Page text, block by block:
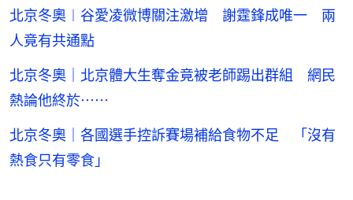
北京冬奧︱谷愛凌微博關注激增 謝霆鋒成唯一 兩
人竟有共通點
北京冬奧｜北京體大生奪金竟被老師踢出群組 網民
熱論他終於⋯⋯
北京冬奧｜各國選手控訴賽場補給食物不足 「沒有
熱食只有零食」